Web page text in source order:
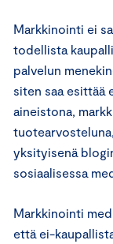
Markkinointi ei
todellista
palvelun
siten saa esittää
aineistona,
yksityisenä
sosiaalisessa
Markkinointi
että ei-